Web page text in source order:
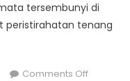
tersembunyi di
peristirahatan tenang
Comments Offon